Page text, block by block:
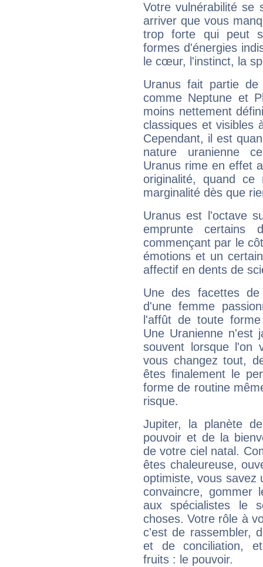
Votre vulnérabilité se
arriver que vous
trop forte qui peut
formes d'énergies
le cœur, l'instinct, la
Uranus fait partie
comme Neptune et
moins nettement
classiques et visibles
Cependant, il est
nature uranienne
Uranus rime en effet
originalité, quand ce
marginalité dès que
Uranus est l'octave
emprunte
commençant par le
émotions et un
affectif en dents de
Une des facettes
d'une femme
l'affût de toute
Une Uranienne n'est
souvent lorsque l'on
vous changez tout,
êtes finalement le
forme de routine
risque.
Jupiter, la planète
pouvoir et de la
de votre ciel natal.
êtes chaleureuse,
optimiste, vous savez
convaincre, gommer
aux spécialistes le
choses. Votre rôle à
c'est de rassembler,
et de conciliation,
fruits : le pouvoir.